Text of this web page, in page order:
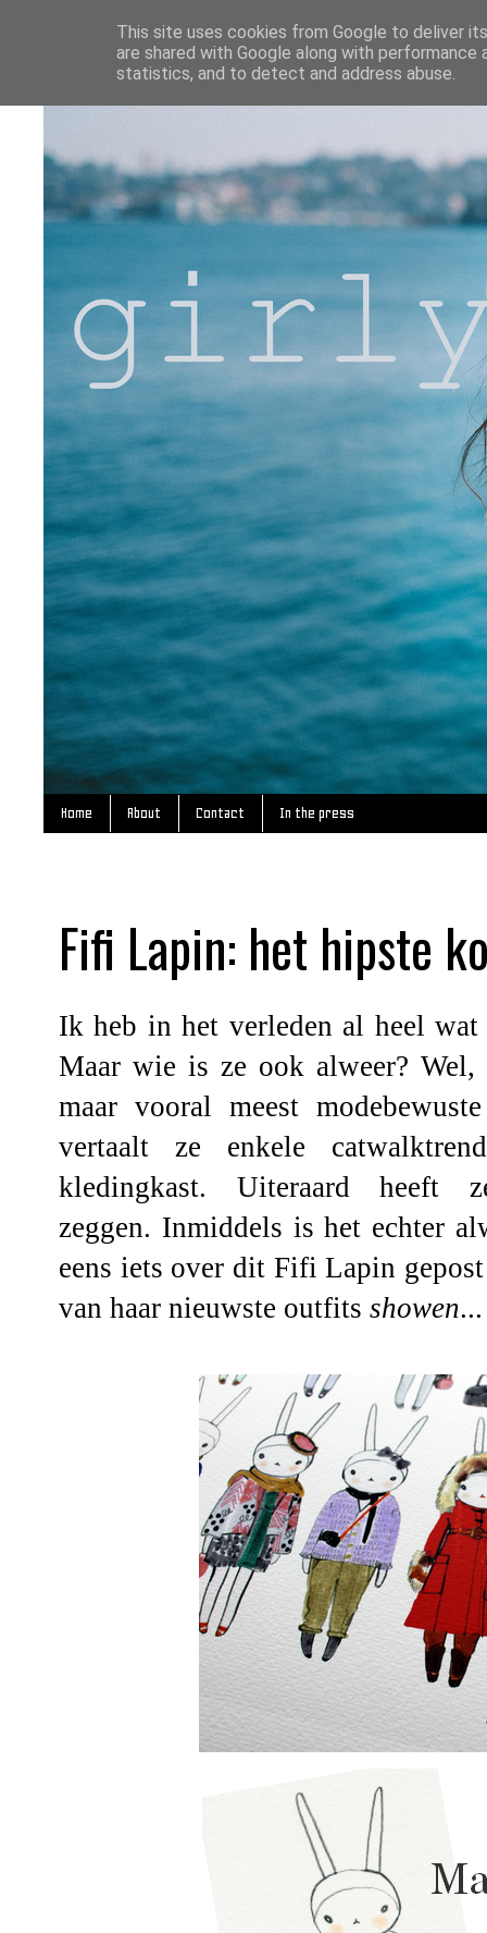
Home About Contact In the press
Fifi Lapin: het hipste
Ik heb in het verleden al heel wat
Maar wie is ze ook alweer?
maar vooral meest
vertaalt ze enkele
kledingkast. Uiteraard
zeggen. Inmiddels is het echter
eens iets over dit Fifi Lapin
van haar nieuwste outfits showen...
This site uses cookies from Google to deliver
are shared with Google along with
statistics, and to detect and address abuse.